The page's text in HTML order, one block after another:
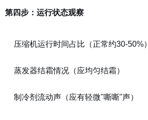
第四步：运行状态观察
压缩机运行时间占比（正常约30-50%）
蒸发器结霜情况（应均匀结霜）
制冷剂流动声（应有轻微"嘶嘶"声）